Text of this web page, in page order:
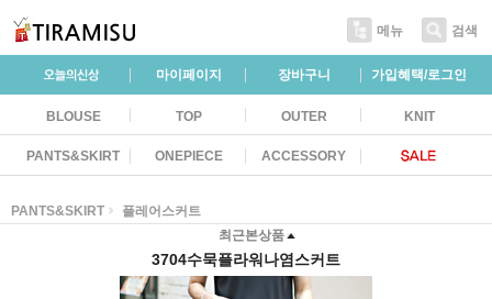
메뉴 검색
마이페이지 장바구니 가입혜택/로그인
BLOUSE TOP OUTER KNIT
PANTS&SKIRT ONEPIECE ACCESSORY
PANTS&SKIRT
플레어스커트
최근본상품
3704수묵플라워나염스커트